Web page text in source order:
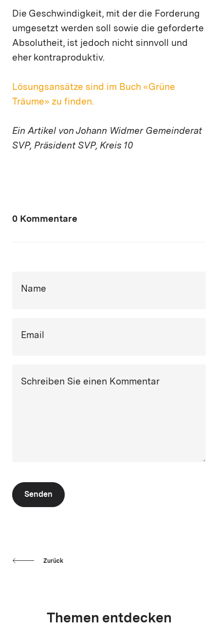
Die Geschwindigkeit, mit der die Forderung
umgesetzt werden soll sowie die geforderte
Absolutheit, ist jedoch nicht sinnvoll und
eher kontraproduktiv.
Lösungsansätze sind im Buch «Grüne
Träume» zu finden.
Ein Artikel von Johann Widmer Gemeinderat
SVP, Präsident SVP, Kreis 10
0 Kommentare
Name
Email
Schreiben Sie einen Kommentar
Senden
Zurück
Themen entdecken